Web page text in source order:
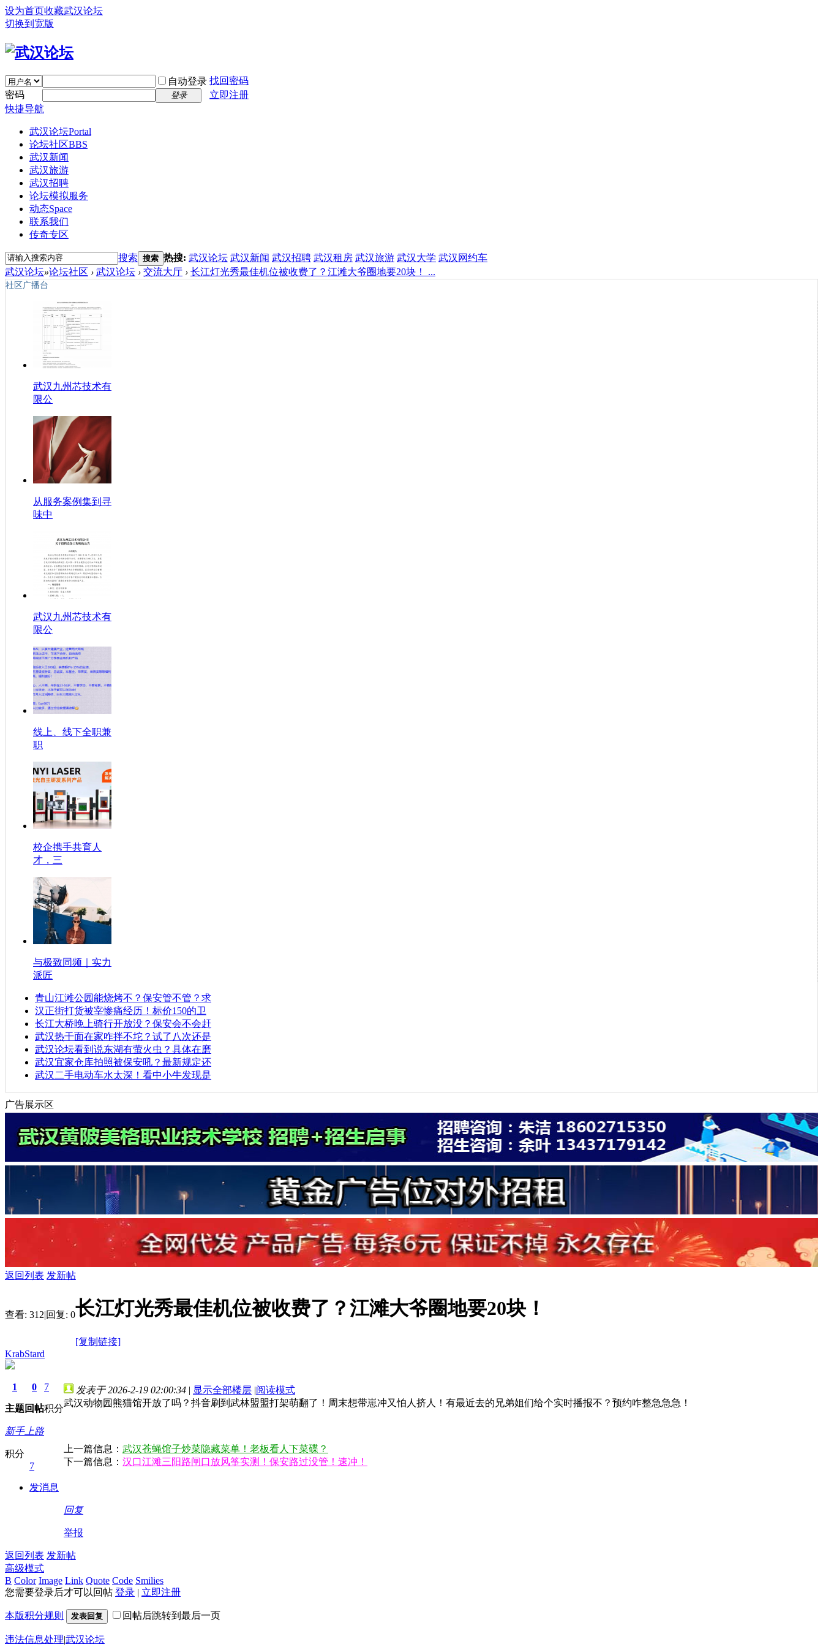
设为首页收藏武汉论坛
切换到宽版
自动登录 找回密码
密码
登录
立即注册
快捷导航
武汉论坛Portal
论坛社区BBS
武汉新闻
武汉旅游
武汉招聘
论坛模拟服务
动态Space
联系我们
传奇专区
搜索 搜索 热搜: 武汉论坛 武汉新闻 武汉招聘 武汉租房 武汉旅游 武汉大学 武汉网约车
武汉论坛»论坛社区 › 武汉论坛 › 交流大厅 › 长江灯光秀最佳机位被收费了？江滩大爷圈地要20块！ ...
社区广播台
武汉九州芯技术有
限公
从服务案例集到寻
味中
武汉九州芯技术有
限公
线上、线下全职兼
职
校企携手共育人
才，三
与极致同频｜实力
派匠
青山江滩公园能烧烤不？保安管不管？求
汉正街打货被宰惨痛经历！标价150的卫
长江大桥晚上骑行开放没？保安会不会赶
武汉热干面在家咋拌不坨？试了八次还是
武汉论坛看到说东湖有萤火虫？具体在磨
武汉宜家仓库拍照被保安吼？最新规定还
武汉二手电动车水太深！看中小牛发现是
广告展示区
返回列表 发新帖
查看: 312|回复: 0长江灯光秀最佳机位被收费了？江滩大爷圈地要20块！
[复制链接]
KrabStard
1
主题
0
回帖
7
积分
新手上路
积分
7
发消息
发表于 2026-2-19 02:00:34 | 显示全部楼层 |阅读模式
武汉动物园熊猫馆开放了吗？抖音刷到武林盟盟打架萌翻了！周末想带崽冲又怕人挤人！有最近去的兄弟姐们给个实时播报不？预约咋整急急急！
上一篇信息： 武汉苍蝇馆子炒菜隐藏菜单！老板看人下菜碟？
下一篇信息： 汉口江滩三阳路闸口放风筝实测！保安路过没管！速冲！
回复
举报
返回列表 发新帖
高级模式
B Color Image Link Quote Code Smilies
您需要登录后才可以回帖 登录 | 立即注册
本版积分规则 发表回复 回帖后跳转到最后一页
违法信息处理|武汉论坛